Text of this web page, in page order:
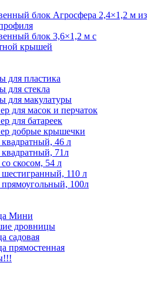
блок Агросфера 2,4×1,2 м из
блок 3,6×1,2 м с
крышей
для пластика
для стекла
для макулатуры
для масок и перчаток
для батареек
добрые крышечки
46 л
71л
скосом, 54 л
110 л
100л
Мини
дровницы
садовая
прямостенная